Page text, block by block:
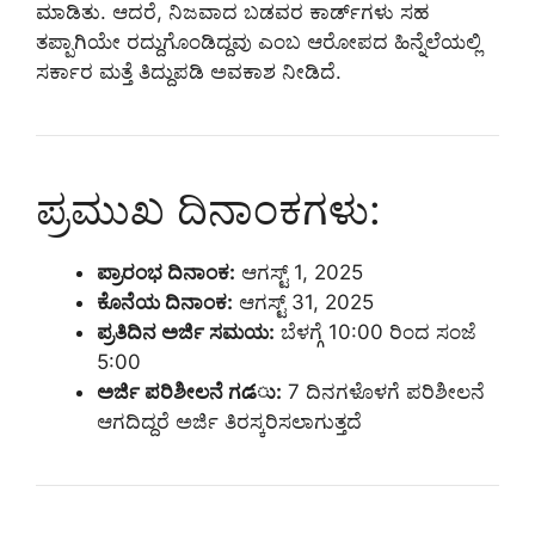
ಮಾಡಿತು. ಆದರೆ, ನಿಜವಾದ ಬಡವರ ಕಾರ್ಡ್‌ಗಳು ಸಹ
ತಪ್ಪಾಗಿಯೇ ರದ್ದುಗೊಂಡಿದ್ದವು ಎಂಬ ಆರೋಪದ ಹಿನ್ನೆಲೆಯಲ್ಲಿ
ಸರ್ಕಾರ ಮತ್ತೆ ತಿದ್ದುಪಡಿ ಅವಕಾಶ ನೀಡಿದೆ.
ಪ್ರಮುಖ ದಿನಾಂಕಗಳು:
ಪ್ರಾರಂಭ ದಿನಾಂಕ: ಆಗಸ್ಟ್ 1, 2025
ಕೊನೆಯ ದಿನಾಂಕ: ಆಗಸ್ಟ್ 31, 2025
ಪ್ರತಿದಿನ ಅರ್ಜಿ ಸಮಯ: ಬೆಳಗ್ಗೆ 10:00 ರಿಂದ ಸಂಜೆ
5:00
ಅರ್ಜಿ ಪರಿಶೀಲನೆ ಗడು: 7 ದಿನಗಳೊಳಗೆ ಪರಿಶೀಲನೆ
ಆಗದಿದ್ದರೆ ಅರ್ಜಿ ತಿರಸ್ಕರಿಸಲಾಗುತ್ತದೆ